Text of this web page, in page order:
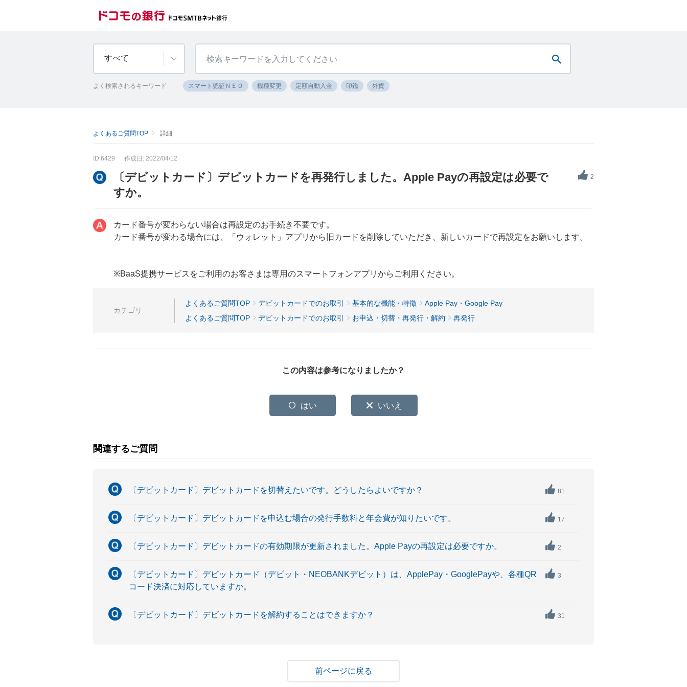
すべて
よく検索されるキーワード スマート認証ＮＥＯ 機種変更 定額自動入金 印鑑 外貨
よくあるご質問TOP 詳細
ID:6429 作成日: 2022/04/12
2
〔デビットカード〕デビットカードを再発行しました。Apple Payの再設定は必要で
すか。
カード番号が変わらない場合は再設定のお手続き不要です。
カード番号が変わる場合には、「ウォレット」アプリから旧カードを削除していただき、新しいカードで再設定をお願いします。
※BaaS提携サービスをご利用のお客さまは専用のスマートフォンアプリからご利用ください。
カテゴリ
よくあるご質問TOP デビットカードでのお取引 基本的な機能・特徴
Apple Pay・Google Pay
よくあるご質問TOP
デビットカードでのお取引 お申込・切替・再発行・解約 再発行
この内容は参考になりましたか？
はい いいえ
関連するご質問
〔デビットカード〕デビットカードを切替えたいです。どうしたらよいですか？ 81
〔デビットカード〕デビットカードを申込む場合の発行手数料と年会費が知りたいです。 17
〔デビットカード〕デビットカードの有効期限が更新されました。Apple Payの再設定は必要ですか。 2
〔デビットカード〕デビットカード（デビット・NEOBANKデビット）は、ApplePay・GooglePayや、各種QR
コード決済に対応していますか。
3
〔デビットカード〕デビットカードを解約することはできますか？ 31
戻る